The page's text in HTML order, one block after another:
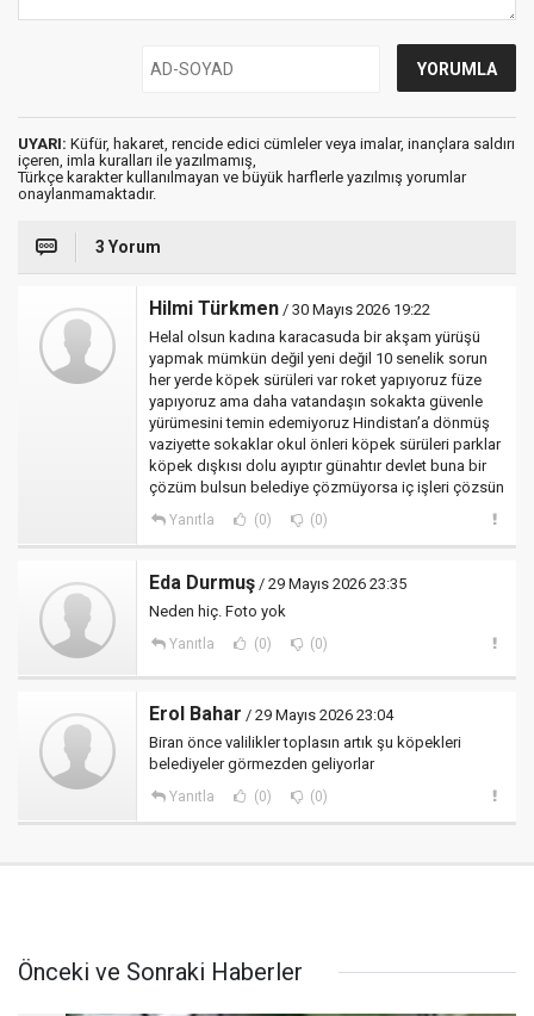
UYARI: Küfür, hakaret, rencide edici cümleler veya imalar, inançlara saldırı
içeren, imla kuralları ile yazılmamış,
Türkçe karakter kullanılmayan ve büyük harflerle yazılmış yorumlar
onaylanmamaktadır.
3 Yorum
Hilmi Türkmen / 30 Mayıs 2026 19:22
Helal olsun kadına karacasuda bir akşam yürüşü
yapmak mümkün değil yeni değil 10 senelik sorun
her yerde köpek sürüleri var roket yapıyoruz füze
yapıyoruz ama daha vatandaşın sokakta güvenle
yürümesini temin edemiyoruz Hindistan’a dönmüş
vaziyette sokaklar okul önleri köpek sürüleri parklar
köpek dışkısı dolu ayıptır günahtır devlet buna bir
çözüm bulsun belediye çözmüyorsa iç işleri çözsün
Yanıtla (0) (0)
Eda Durmuş / 29 Mayıs 2026 23:35
Neden hiç. Foto yok
Yanıtla (0) (0)
Erol Bahar / 29 Mayıs 2026 23:04
Biran önce valilikler toplasın artık şu köpekleri
belediyeler görmezden geliyorlar
Yanıtla (0) (0)
Önceki ve Sonraki Haberler